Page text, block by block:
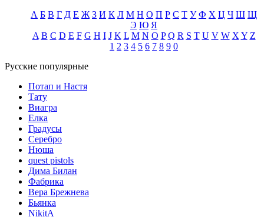
А Б В Г Д Е Ж З И К Л М Н О П Р С Т У Ф Х Ц Ч Ш Щ
Э Ю Я
A B C D E F G H I J K L M N O P Q R S T U V W X Y Z
1 2 3 4 5 6 7 8 9 0
Русские популярные
Потап и Настя
Тату
Виагра
Елка
Градусы
Серебро
Нюша
quest pistols
Дима Билан
Фабрика
Вера Брежнева
Бьянка
NikitA